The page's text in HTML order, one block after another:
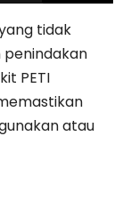
tidak
penindakan
PETI
atau